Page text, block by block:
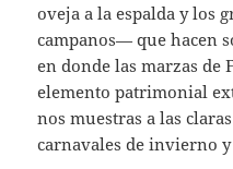
oveja a la espalda y los
campanos— que hacen
en donde las marzas de
elemento patrimonial
nos muestras a las
carnavales de invierno y